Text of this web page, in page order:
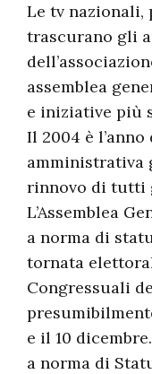
Le tv nazionali,
trascurano gli
assemblea
e iniziative più
Il 2004 è
amministrativa
rinnovo di tutti
L’Assemblea
a norma di
tornata
Congressuali
e il 10
a norma di